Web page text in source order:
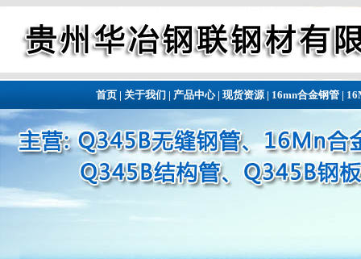
首页 | 关于我们 | 产品中心| 现货资源| 16mn合金钢管 |